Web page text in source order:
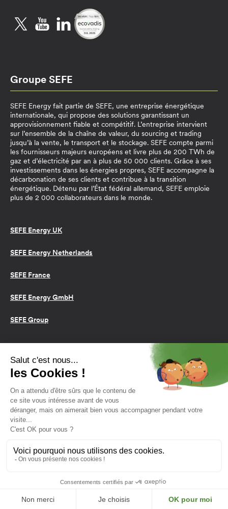
TwitterYouTubeLinkedIn
Groupe SEFE
SEFE Energy fait partie de SEFE, une entreprise énergétique
internationale, qui propose des solutions garantissant un
approvisionnement fiable et compétitif. L’entreprise intervient
sur l’ensemble de la chaîne de valeur, du sourcing et trading
jusqu’à la vente, le transport et le stockage. SEFE compte parmi
les fournisseurs majeurs européens et livre plus de 200 TWh de
gaz et d’électricité par an à plus de 50 000 clients. Grâce à ses
investissements dans les énergies propres, SEFE accompagne la
décarbonation de ses clients et contribue à la transition
énergétique. Détenu par l’État fédéral allemand, SEFE emploie
plus de 2 000 collaborateurs dans le monde.
SEFE Energy UK
SEFE Energy Netherlands
SEFE France
SEFE Energy GmbH
SEFE Group
Conditions d’utilisation
Cookies
2026 SEFE Energy159 rue Anatole France, 92309
Levallois-Perret, France
L'énergie est notre avenir, économisons-la